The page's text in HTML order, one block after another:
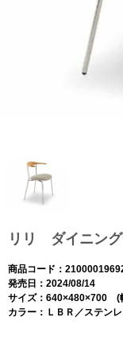
リリ ダイニン
商品コード：
発売日：2024/08/14
サイズ：640×480×700 (
カラー：ＬＢＲ／ステン